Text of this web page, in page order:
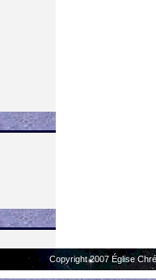
Copyright 2007 Église